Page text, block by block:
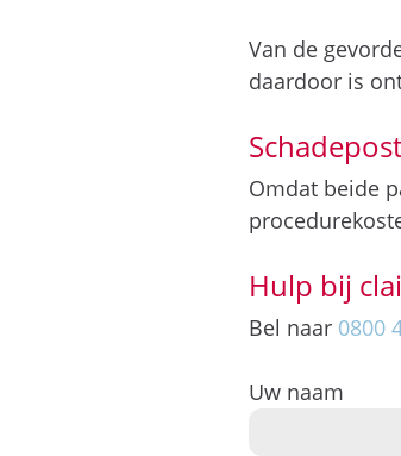
Van de
daardoor is
Omdat beide
Hulp bij
Bel naar 0800
Uw naam